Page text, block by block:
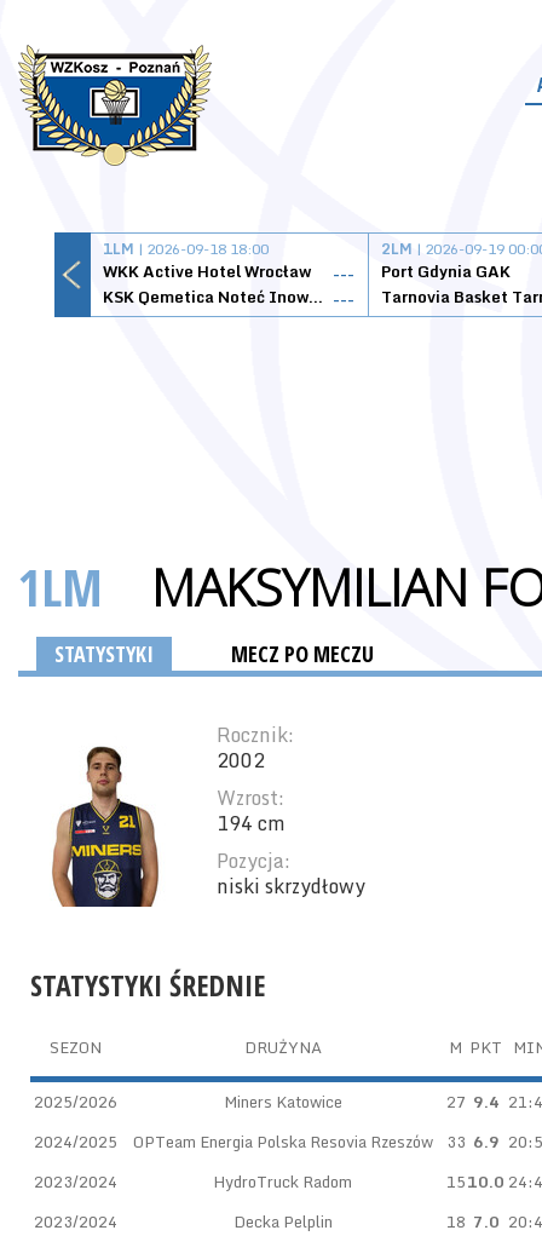
1LM | 2026-09-18 18:00
WKK Active Hotel Wrocław
---
KSK Qemetica Noteć Inowrocław ---
2LM | 2026-09-19
Port Gdynia GAK
1LM MAKSYMILIAN
STATYSTYKI MECZ PO MECZU
Rocznik:
2002
Wzrost:
194 cm
Pozycja:
niski skrzydłowy
STATYSTYKI ŚREDNIE
SEZON DRUŻYNA M PKT
2025/2026 Miners Katowice 27 9.4
2024/2025
OPTeam Energia Polska Resovia Rzeszów 33 6.9
2023/2024
HydroTruck Radom 1510.0
2023/2024
Decka Pelplin 18 7.0